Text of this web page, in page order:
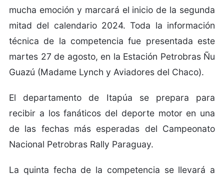
mucha emoción y marcará el inicio de la segunda
mitad del calendario 2024. Toda la información
técnica de la competencia fue presentada este
martes 27 de agosto, en la Estación Petrobras Ñu
Guazú (Madame Lynch y Aviadores del Chaco).
El departamento de Itapúa se prepara para
recibir a los fanáticos del deporte motor en una
de las fechas más esperadas del Campeonato
Nacional Petrobras Rally Paraguay.
La quinta fecha de la competencia se llevará a